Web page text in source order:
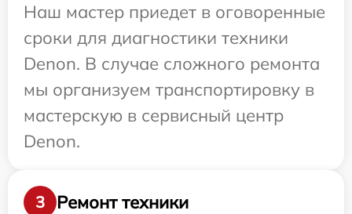
Наш мастер приедет в оговоренные
сроки для диагностики техники
Denon. В случае сложного ремонта
мы организуем транспортировку в
мастерскую в сервисный центр
Denon.
3
Ремонт техники